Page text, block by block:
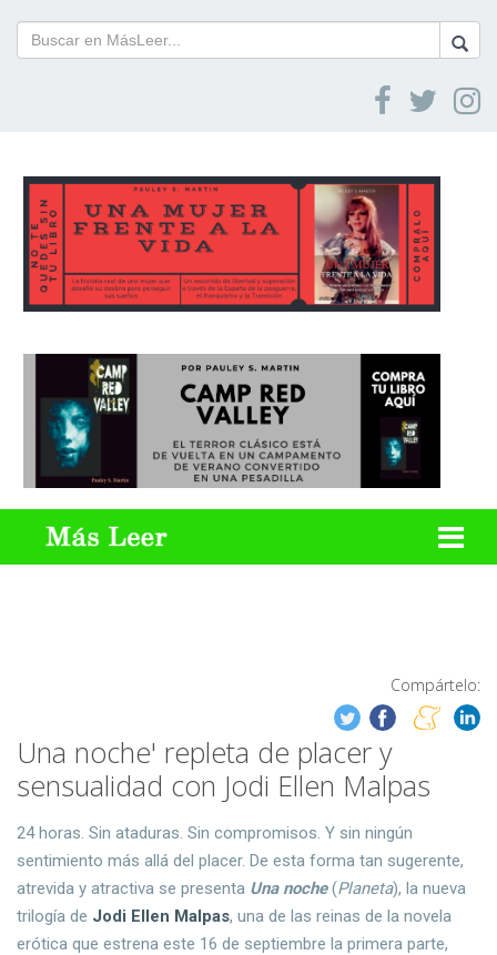
Compártelo:
Una noche' repleta de placer y
sensualidad con Jodi Ellen Malpas
24 horas. Sin ataduras. Sin compromisos. Y sin ningún
sentimiento más allá del placer. De esta forma tan sugerente,
atrevida y atractiva se presenta Una noche(Planeta), la nueva
trilogía de Jodi Ellen Malpas, una de las reinas de la novela
erótica que estrena este 16 de septiembre la primera parte,